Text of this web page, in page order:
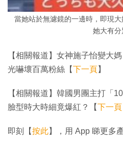
當她站於無濾鏡的一邊時，即現
她大有分
【相關報道】女神施子怡變大
光嚇壞百萬粉絲【下一頁】
【相關報道】韓國男團主打「
臉型時大時細竟爆紅？【下一頁
即刻【按此】，用 App 睇更多